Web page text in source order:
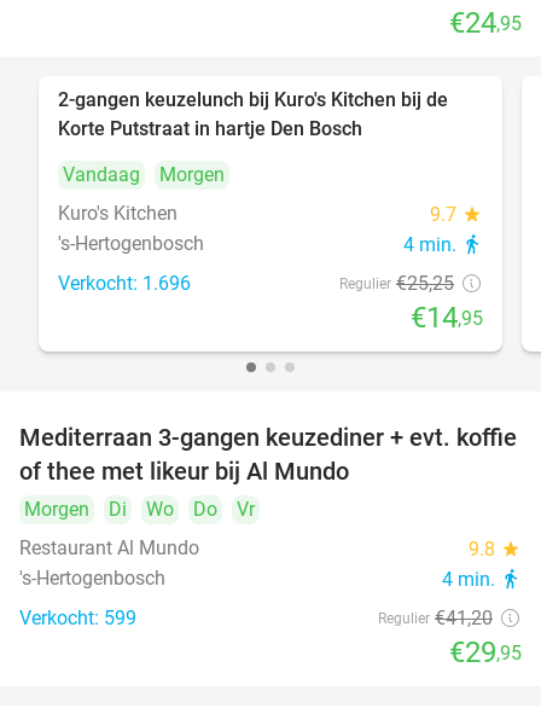
€24,95
2-gangen keuzelunch bij Kuro's Kitchen bij de
Korte Putstraat in hartje Den Bosch
Vandaag
Morgen
Kuro's Kitchen
9.7 star
's-Hertogenbosch 4 min. directions_walk
Verkocht: 1.696 Regulier €25,25
€14,95
27%
Mediterraan 3-gangen keuzediner + evt. koffie
of thee met likeur bij Al Mundo
Morgen Di Wo Do
Vr
Restaurant Al Mundo
9.8 star
's-Hertogenbosch 4 min. directions_walk
Verkocht: 599 Regulier €41,20
€29,95